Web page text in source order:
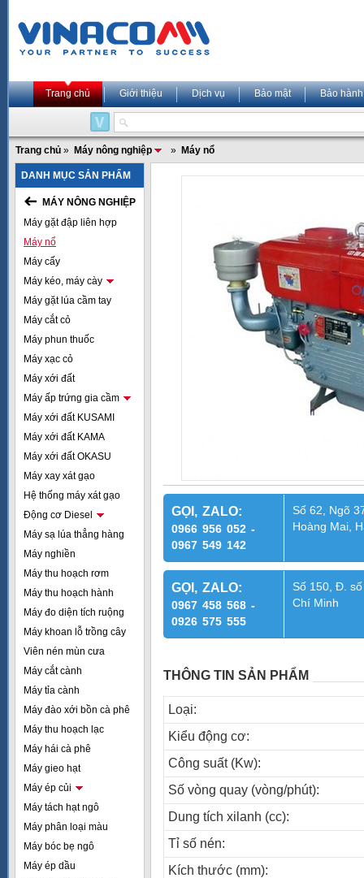
Trang chủ Giới thiệu Dịch vụ Bảo mật Bảo hành
Trang chủ » Máy nông nghiệp » Máy nổ
DANH MỤC SẢN PHẨM
MÁY NÔNG NGHIỆP
Máy gặt đập liên hợp
Máy nổ
Máy cấy
Máy kéo, máy cày
Máy gặt lúa cầm tay
Máy cắt cỏ
Máy phun thuốc
Máy xạc cỏ
Máy xới đất
Máy ấp trứng gia cầm
Máy xới đất KUSAMI
Máy xới đất KAMA
Máy xới đất OKASU
Máy xay xát gạo
Hệ thống máy xát gạo
Động cơ Diesel
Máy sạ lúa thẳng hàng
Máy nghiền
Máy thu hoạch rơm
Máy thu hoạch hành
Máy đo diện tích ruộng
Máy khoan lỗ trồng cây
Viên nén mùn cưa
Máy cắt cành
Máy tỉa cành
Máy đào xới bồn cà phê
Máy thu hoạch lạc
Máy hái cà phê
Máy gieo hạt
Máy ép củi
Máy tách hạt ngô
Máy phân loại màu
Máy bóc bẹ ngô
Máy ép dầu
GỌI, ZALO:
0966 956 052 -
0967 549 142
Số 62, Ngõ
Hoàng Mai,
GỌI, ZALO:
0967 458 568 -
0926 575 555
Số 150, Đ.
Chí Minh
THÔNG TIN SẢN PHẨM
Loại:
Kiểu động cơ:
Công suất (Kw):
Số vòng quay (vòng/phút):
Dung tích xilanh (cc):
Tỉ số nén:
Kích thước (mm):